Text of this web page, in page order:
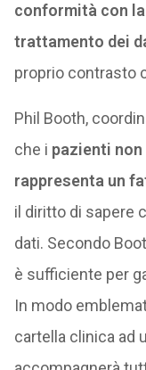
conformità con
trattamento dei
proprio contrasto
Phil Booth,
che i pazienti
rappresenta un
il diritto di sapere
dati. Secondo
è sufficiente per
In modo
cartella clinica ad